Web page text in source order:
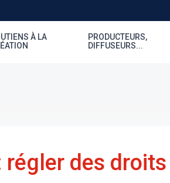
À LA
PRODUCTEURS,
DIFFUSEURS...
des droits